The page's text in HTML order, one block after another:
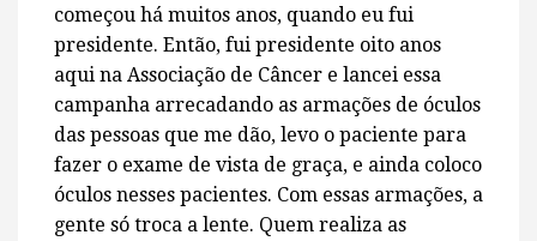
começou há muitos anos, quando eu fui
presidente. Então, fui presidente oito anos
aqui na Associação de Câncer e lancei essa
campanha arrecadando as armações de óculos
das pessoas que me dão, levo o paciente para
fazer o exame de vista de graça, e ainda coloco
óculos nesses pacientes. Com essas armações, a
gente só troca a lente. Quem realiza as